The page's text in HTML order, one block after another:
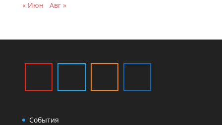
« Июн
Авг »
События